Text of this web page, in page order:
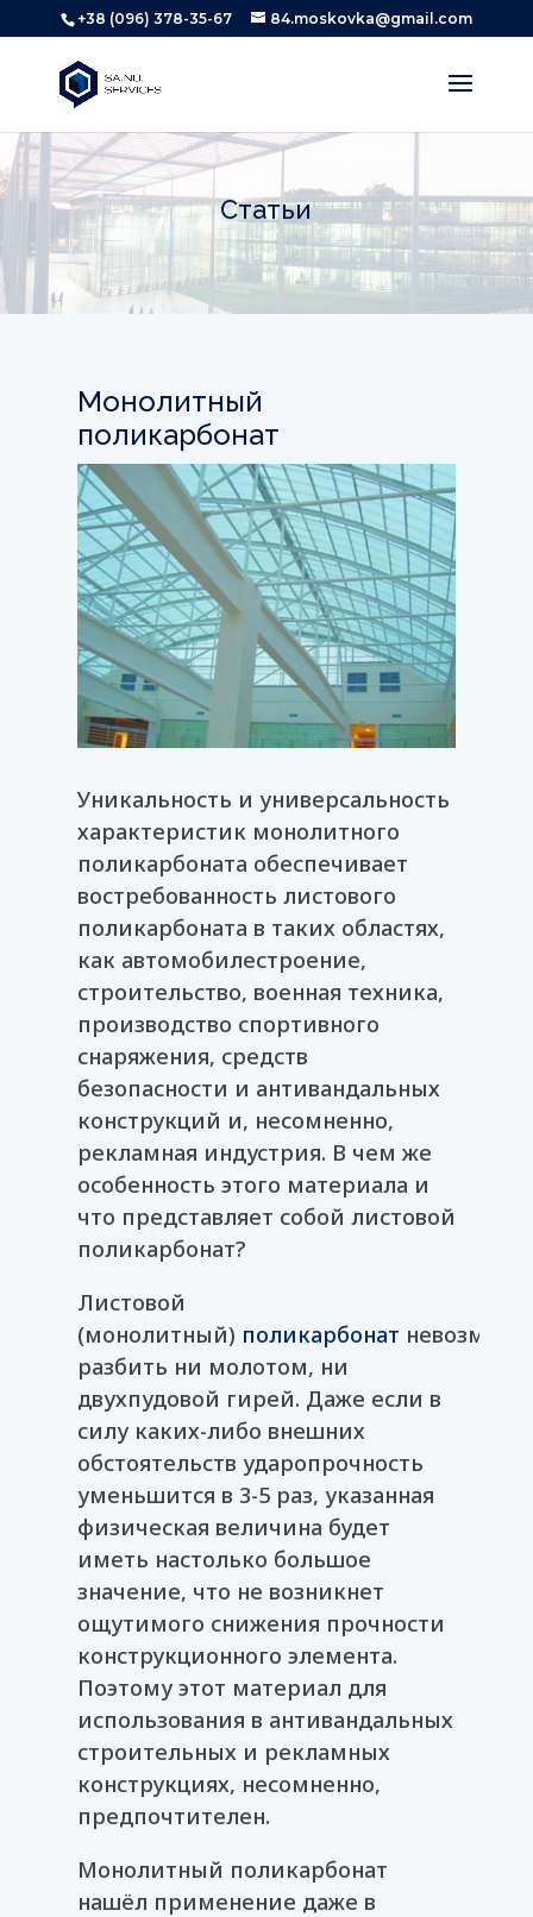
+38 (096) 378-35-67 84.moskovka@gmail.com
Статьи
Монолитный
поликарбонат
Уникальность и универсальность
характеристик монолитного
поликарбоната обеспечивает
востребованность листового
поликарбоната в таких областях,
как автомобилестроение,
строительство, военная техника,
производство спортивного
снаряжения, средств
безопасности и антивандальных
конструкций и, несомненно,
рекламная индустрия. В чем же
особенность этого материала и
что представляет собой листовой
поликарбонат?
Листовой
(монолитный) поликарбонат
разбить ни молотом, ни
двухпудовой гирей. Даже если в
силу каких-либо внешних
обстоятельств ударопрочность
уменьшится в 3-5 раз, указанная
физическая величина будет
иметь настолько большое
значение, что не возникнет
ощутимого снижения прочности
конструкционного элемента.
Поэтому этот материал для
использования в антивандальных
строительных и рекламных
конструкциях, несомненно,
предпочтителен.
Монолитный поликарбонат
нашёл применение даже в